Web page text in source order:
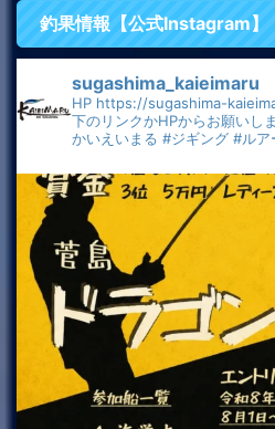
釣果情報【公式Instagram】
sugashima_kaieimaru
HP https://sugashima-
下のリンクかHPからお願いし
かいえいまる #ジギング #ルア